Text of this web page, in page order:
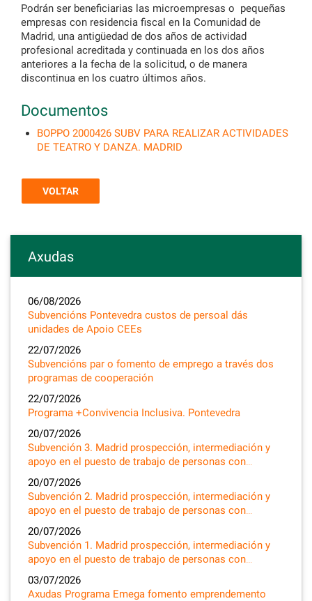
Podrán ser beneficiarias las microempresas o pequeñas
empresas con residencia fiscal en la Comunidad de
Madrid, una antigüedad de dos años de actividad
profesional acreditada y continuada en los dos años
anteriores a la fecha de la solicitud, o de manera
discontinua en los cuatro últimos años.
Documentos
BOPPO 2000426 SUBV PARA REALIZAR ACTIVIDADES
DE TEATRO Y DANZA. MADRID
VOLTAR
Axudas
06/08/2026
Subvencións Pontevedra custos de persoal dás
unidades de Apoio CEEs
22/07/2026
Subvencións par o fomento de emprego a través dos
programas de cooperación
22/07/2026
Programa +Convivencia Inclusiva. Pontevedra
20/07/2026
Subvención 3. Madrid prospección, intermediación y
apoyo en el puesto de trabajo de personas con…
20/07/2026
Subvención 2. Madrid prospección, intermediación y
apoyo en el puesto de trabajo de personas con…
20/07/2026
Subvención 1. Madrid prospección, intermediación y
apoyo en el puesto de trabajo de personas con…
03/07/2026
Axudas Programa Emega fomento emprendemento